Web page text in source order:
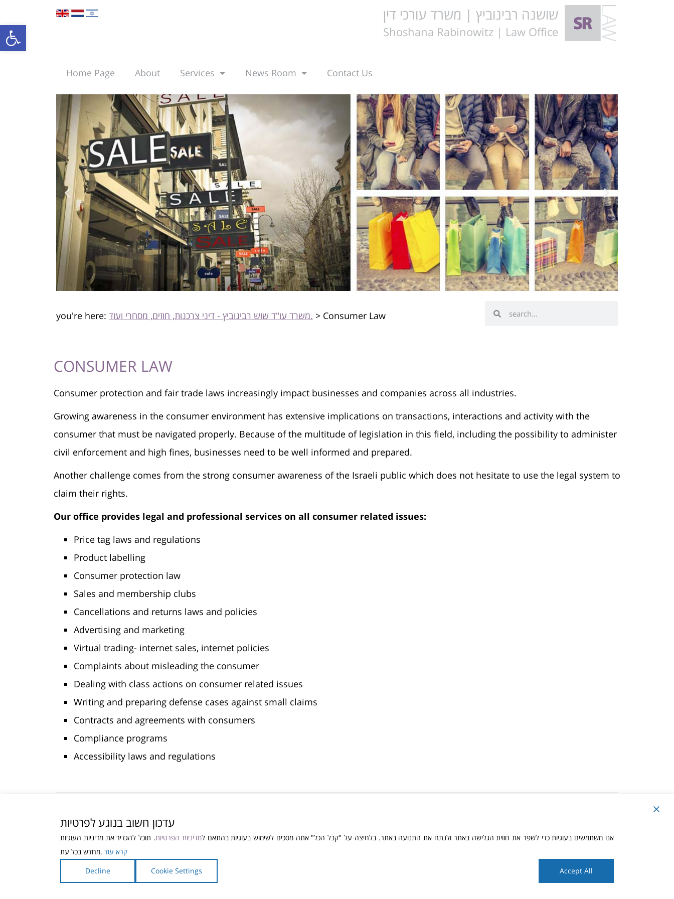
Open toolbar
שושנה רבינוביץ | משרד עורכי דין
Shoshana Rabinowitz | Law Office
Home Page About Services News Room Contact Us
you're here: משרד עו"ד שוש רבינוביץ - דיני צרכנות, חוזים, מסחרי ועוד. > Consumer Law
CONSUMER LAW
Consumer protection and fair trade laws increasingly impact businesses and companies across all industries.
Growing awareness in the consumer environment has extensive implications on transactions, interactions and activity with the
consumer that must be navigated properly. Because of the multitude of legislation in this field, including the possibility to administer
civil enforcement and high fines, businesses need to be well informed and prepared.
Another challenge comes from the strong consumer awareness of the Israeli public which does not hesitate to use the legal system to
claim their rights.
Our office provides legal and professional services on all consumer related issues:
Price tag laws and regulations
Product labelling
Consumer protection law
Sales and membership clubs
Cancellations and returns laws and policies
Advertising and marketing
Virtual trading- internet sales, internet policies
Complaints about misleading the consumer
Dealing with class actions on consumer related issues
Writing and preparing defense cases against small claims
Contracts and agreements with consumers
Compliance programs
Accessibility laws and regulations
© כל הזכויות שמורות לעו”ד שושנה רבינוביץ | האמור באתר זה הינו בגדר מידע כללי ואינו מהווה יעוץ משפטי פרטני
All rights reserved to Shoshana Rabinowitz, Attorney at law | All information provided on this web site is general and does not constitute specific legal advice
עדכון חשוב בנוגע לפרטיות
אנו משתמשים בעוגיות כדי לשפר את חווית הגלישה באתר ולנתח את התנועה באתר. בלחיצה על "קבל הכל" אתה מסכים לשימוש בעוגיות בהתאם למדיניות הפרטיות. תוכל להגדיר את מדיניות העוגיות
מחדש בכל עת. קרא עוד
Decline
Cookie Settings Accept All